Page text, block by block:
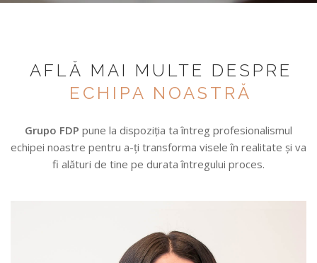
AFLĂ MAI MULTE DESPRE
ECHIPA NOASTRĂ
Grupo FDP pune la dispoziția ta întreg profesionalismul
echipei noastre pentru a-ți transforma visele în realitate și va
fi alături de tine pe durata întregului proces.